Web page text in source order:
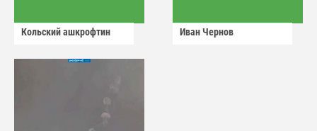
Кольский ашкрофтин Иван Чернов